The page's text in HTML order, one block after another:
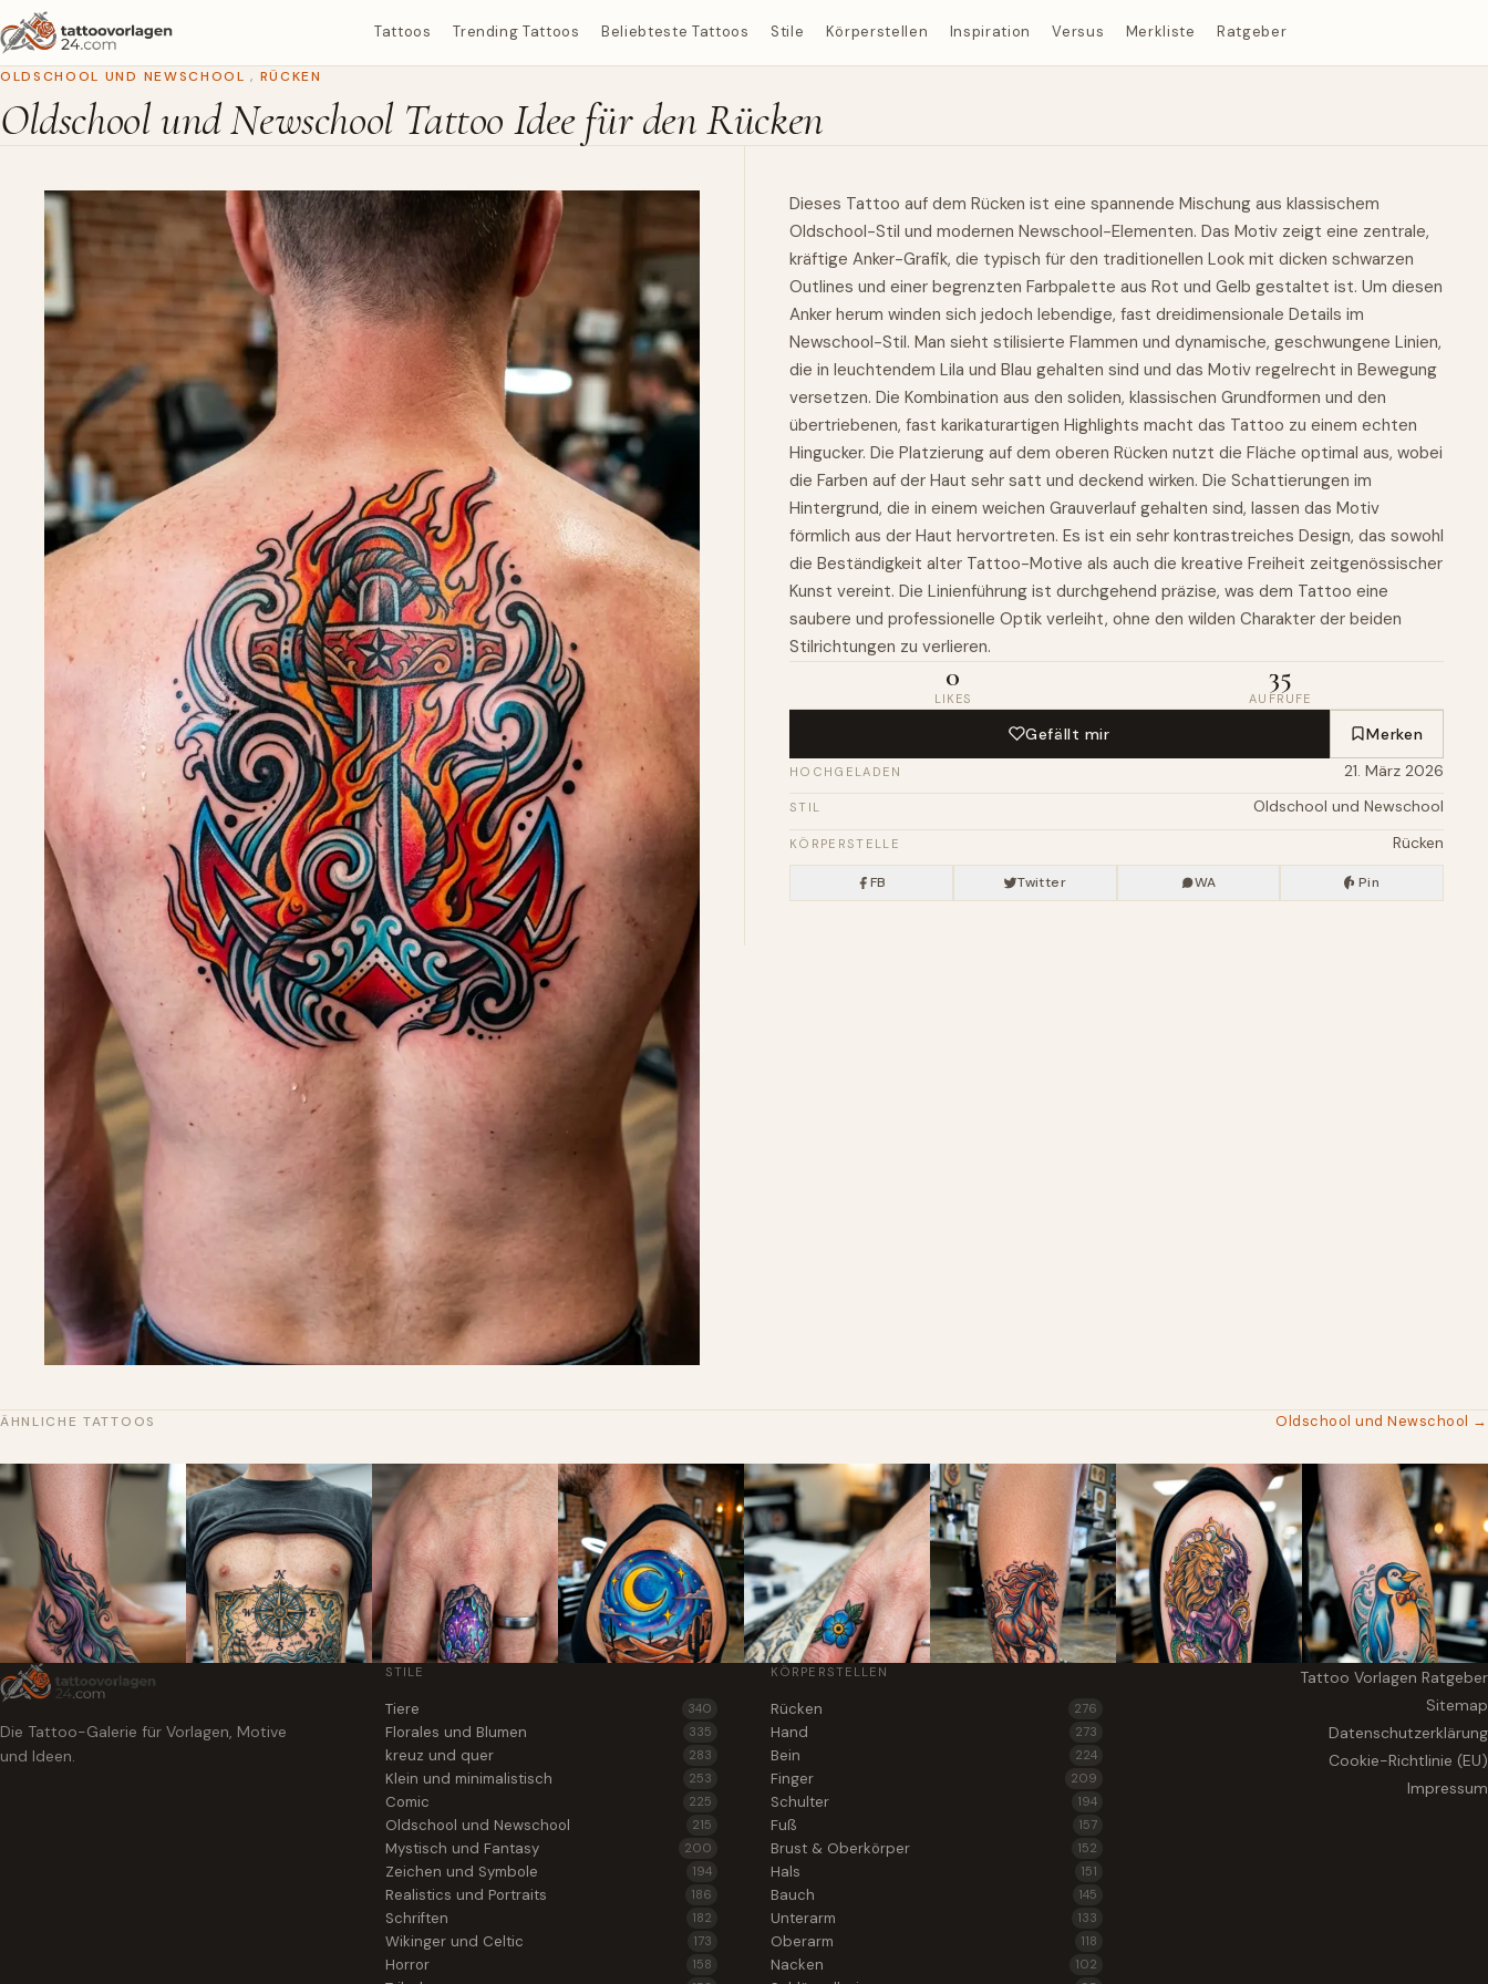
Tattoos Trending Tattoos Beliebteste Tattoos Stile Körperstellen Inspiration Versus Merkliste Ratgeber
OLDSCHOOL UND NEWSCHOOL , RÜCKEN
Oldschool und Newschool Tattoo Idee für den Rücken
Dieses Tattoo auf dem Rücken ist eine spannende Mischung aus klassischem
Oldschool-Stil und modernen Newschool-Elementen. Das Motiv zeigt eine zentrale,
kräftige Anker-Grafik, die typisch für den traditionellen Look mit dicken schwarzen
Outlines und einer begrenzten Farbpalette aus Rot und Gelb gestaltet ist. Um diesen
Anker herum winden sich jedoch lebendige, fast dreidimensionale Details im
Newschool-Stil. Man sieht stilisierte Flammen und dynamische, geschwungene Linien,
die in leuchtendem Lila und Blau gehalten sind und das Motiv regelrecht in Bewegung
versetzen. Die Kombination aus den soliden, klassischen Grundformen und den
übertriebenen, fast karikaturartigen Highlights macht das Tattoo zu einem echten
Hingucker. Die Platzierung auf dem oberen Rücken nutzt die Fläche optimal aus, wobei
die Farben auf der Haut sehr satt und deckend wirken. Die Schattierungen im
Hintergrund, die in einem weichen Grauverlauf gehalten sind, lassen das Motiv
förmlich aus der Haut hervortreten. Es ist ein sehr kontrastreiches Design, das sowohl
die Beständigkeit alter Tattoo-Motive als auch die kreative Freiheit zeitgenössischer
Kunst vereint. Die Linienführung ist durchgehend präzise, was dem Tattoo eine
saubere und professionelle Optik verleiht, ohne den wilden Charakter der beiden
Stilrichtungen zu verlieren.
0
LIKES
35
AUFRUFE
Gefällt mir Merken
HOCHGELADEN 21. März 2026
STIL Oldschool und Newschool
KÖRPERSTELLE Rücken
FB Twitter WA Pin
ÄHNLICHE TATTOOS Oldschool und Newschool →
Die Tattoo-Galerie für Vorlagen, Motive
und Ideen.
STILE
Tiere 340
Florales und Blumen 335
kreuz und quer 283
Klein und minimalistisch 253
Comic 225
Oldschool und Newschool 215
Mystisch und Fantasy 200
Zeichen und Symbole 194
Realistics und Portraits 186
Schriften 182
Wikinger und Celtic 173
Horror 158
KÖRPERSTELLEN
Rücken 276
Hand 273
Bein 224
Finger 209
Schulter 194
Fuß 157
Brust & Oberkörper 152
Hals 151
Bauch 145
Unterarm 133
Oberarm 118
Nacken 102
Tattoo Vorlagen Ratgeber
Sitemap
Datenschutzerklärung
Cookie-Richtlinie (EU)
Impressum